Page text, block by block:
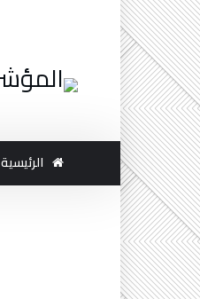
الرئيسية